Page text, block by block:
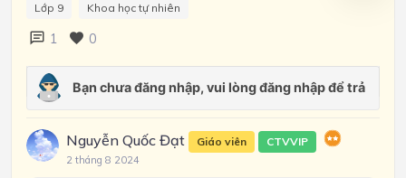
Lớp 9 Khoa học tự nhiên
1 0
Nguyễn Quốc Đạt Giáo viên CTVVIP
2 tháng 8 2024